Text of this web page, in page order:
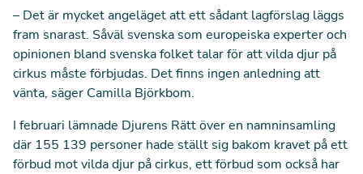
– Det är mycket angeläget att ett sådant lagförslag läggs
fram snarast. Såväl svenska som europeiska experter och
opinionen bland svenska folket talar för att vilda djur på
cirkus måste förbjudas. Det finns ingen anledning att
vänta, säger Camilla Björkbom.
I februari lämnade Djurens Rätt över en namninsamling
där 155 139 personer hade ställt sig bakom kravet på ett
förbud mot vilda djur på cirkus, ett förbud som också har